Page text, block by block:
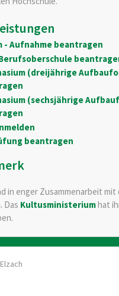
- Aufnahme beantragen
(dreijährige
(sechsjährige
beantragen
in enger Zusammenarbeit mit
Das Kultusministeriumhat